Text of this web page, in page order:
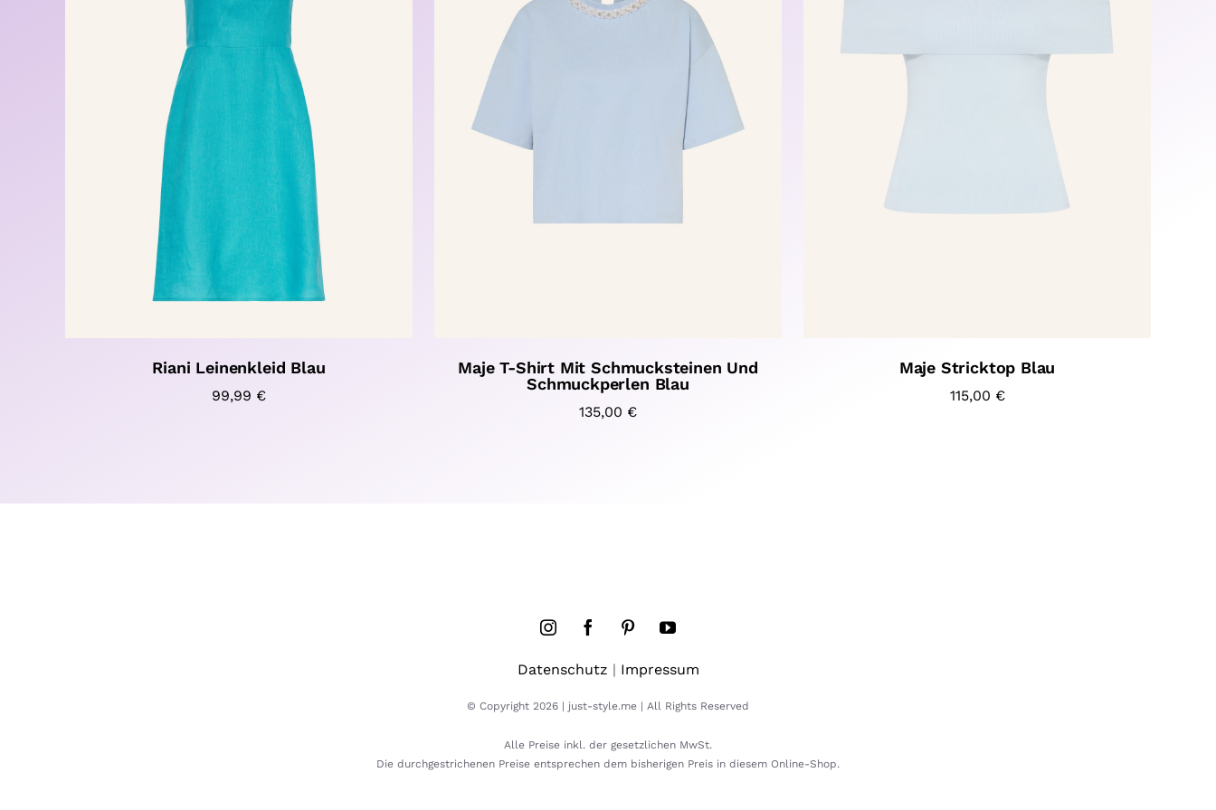
Riani Leinenkleid Blau
99,99 €
Maje T-Shirt Mit Schmucksteinen Und
Schmuckperlen Blau
135,00 €
Maje Stricktop Blau
115,00 €
Datenschutz | Impressum
© Copyright 2026 | just-style.me | All Rights Reserved
Alle Preise inkl. der gesetzlichen MwSt.
Die durchgestrichenen Preise entsprechen dem bisherigen Preis in diesem Online-Shop.